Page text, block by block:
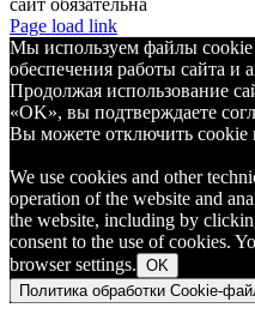
сайт обязательна
Telegram
Page load link
Мы используем файлы
обеспечения работы сайта и
Продолжая использование
«OK», вы подтверждаете
Вы можете отключить cookie
We use cookies and other
operation of the website and
the website, including by
consent to the use of cookies.
browser settings. OK
Политика обработки Cookie-